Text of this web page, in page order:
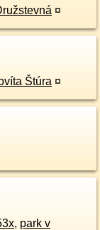
¤
Štúra ¤
, park v